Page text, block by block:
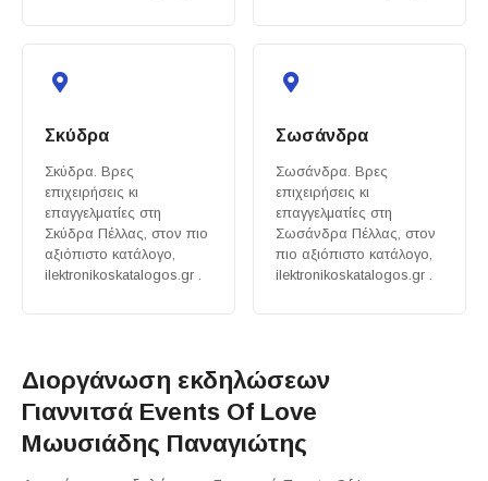
Σκύδρα
Σκύδρα. Βρες
επιχειρήσεις κι
επαγγελματίες στη
Σκύδρα Πέλλας, στον πιο
αξιόπιστο κατάλογο,
ilektronikoskatalogos.gr .
Σωσάνδρα
Σωσάνδρα. Βρες
επιχειρήσεις κι
επαγγελματίες στη
Σωσάνδρα Πέλλας, στον
πιο αξιόπιστο κατάλογο,
ilektronikoskatalogos.gr .
Διοργάνωση εκδηλώσεων
Γιαννιτσά Events Of Love
Μωυσιάδης Παναγιώτης